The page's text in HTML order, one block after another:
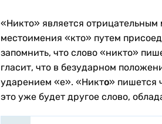
«Никто» является
местоимения «кто» путем
запомнить, что слово «никто»
гласит, что в безударном
ударением «е». «Никто» пишется
это уже будет другое слово,